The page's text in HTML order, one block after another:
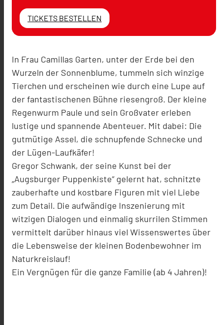
TICKETS BESTELLEN
In Frau Camillas Garten, unter der Erde bei den
Wurzeln der Sonnenblume, tummeln sich winzige
Tierchen und erscheinen wie durch eine Lupe auf
der fantastischenen Bühne riesengroß. Der kleine
Regenwurm Paule und sein Großvater erleben
lustige und spannende Abenteuer. Mit dabei: Die
gutmütige Assel, die schnupfende Schnecke und
der Lügen-Laufkäfer!
Gregor Schwank, der seine Kunst bei der
„Augsburger Puppenkiste“ gelernt hat, schnitzte
zauberhafte und kostbare Figuren mit viel Liebe
zum Detail. Die aufwändige Inszenierung mit
witzigen Dialogen und einmalig skurrilen Stimmen
vermittelt darüber hinaus viel Wissenswertes über
die Lebensweise der kleinen Bodenbewohner im
Naturkreislauf!
Ein Vergnügen für die ganze Familie (ab 4 Jahren)!